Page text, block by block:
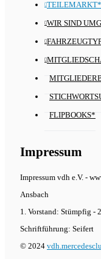
TEILEMARKT*
WIR SIND
FLIPBOOKS*
Impressum
Impressum vdh e.V. -
Ansbach
1. Vorstand: Stümpfig -
Schriftführung: Seifert
© 2024